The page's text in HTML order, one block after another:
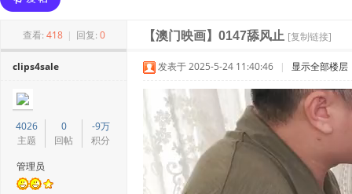
> ›
查看: 418 | 回复: 0 【澳门映画】0147舔风止 [复制链接]
clips4sale
4026
主题
0
回帖
-9万
积分
管理员
发表于 2025-5-24 11:40:46 | 显示全部楼层